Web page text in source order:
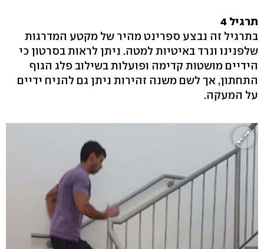
תרגיל 4
בתרגיל זה נבצע ספרינט מהיר של מקטע המדרגות
שלפנינו ונרד באיטיות למטה. ניתן לראות בסרטון כי
הידיים מושטות קדימה ופועלות בשילוב פלג הגוף
התחתון, אך לשם משנה זהירות ניתן גם להניח ידיים
על המעקה.